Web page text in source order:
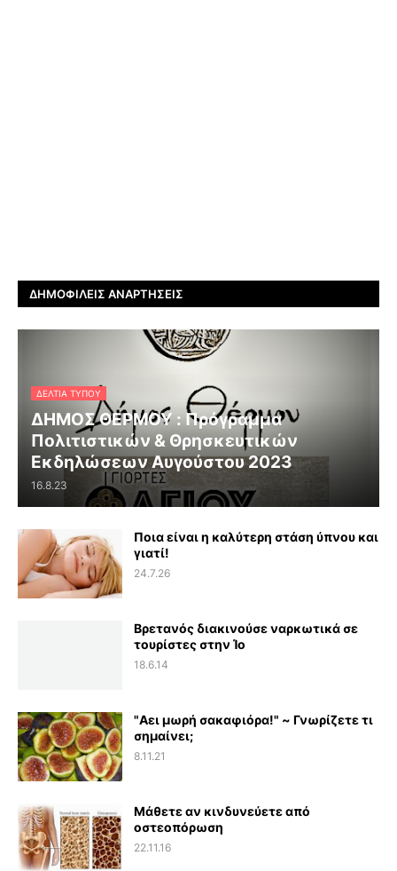
ΔΗΜΟΦΙΛΕΊΣ ΑΝΑΡΤΉΣΕΙΣ
ΔΕΛΤΊΑ ΤΎΠΟΥ
ΔΗΜΟΣ ΘΕΡΜΟΥ : Πρόγραμμα
Πολιτιστικών & Θρησκευτικών
Εκδηλώσεων Αυγούστου 2023
16.8.23
Ποια είναι η καλύτερη στάση ύπνου και
γιατί!
24.7.26
Βρετανός διακινούσε ναρκωτικά σε
τουρίστες στην Ίο
18.6.14
"Αει μωρή σακαφιόρα!" ~ Γνωρίζετε τι
σημαίνει;
8.11.21
Μάθετε αν κινδυνεύετε από
οστεοπόρωση
22.11.16